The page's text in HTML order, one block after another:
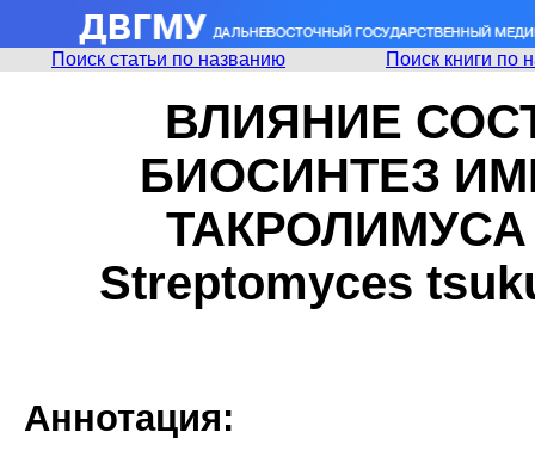
Поиск статьи по названию Поиск книги по
ВЛИЯНИЕ
БИОСИНТЕЗ
Streptomyces
Аннотация: